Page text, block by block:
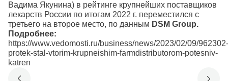
Вадима Якунина) в рейтинге крупнейших поставщиков
лекарств России по итогам 2022 г. переместился с
третьего на второе место, по данным DSM Group.
Подробнее:
https://www.vedomosti.ru/business/news/2023/02/09/962302-
protek-stal-vtorim-krupneishim-farmdistributorom-potesniv-
katren